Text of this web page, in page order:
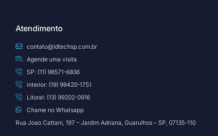
Atendimento
contato@ldtechsp.com.br
Agende uma visita
SP: (11) 96571-6836
interior: (19) 99420-1751
Litoral: (13) 99202-0916
Chame no Whatsapp
Rua Joao Cattani, 197 – Jardim Adriana, Guarulhos – SP, 07135-110